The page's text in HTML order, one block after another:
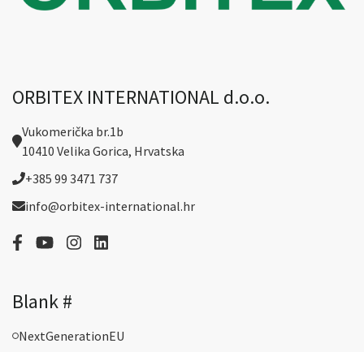
ORBITEX INTERNATIONAL d.o.o.
Vukomerička br.1b
10410 Velika Gorica, Hrvatska
+385 99 3471 737
info@orbitex-international.hr
Blank #
NextGenerationEU